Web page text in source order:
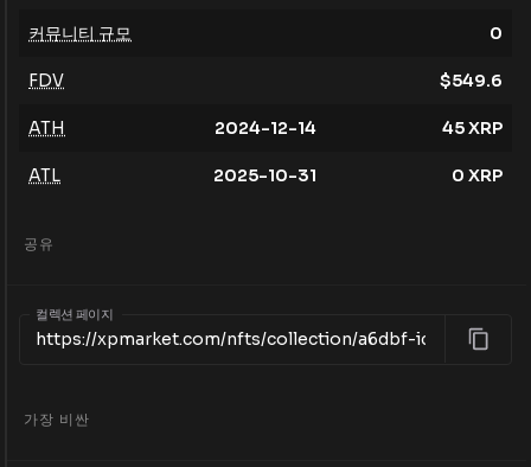
커뮤니티 규모 0
FDV $549.6
ATH 2024-12-14 45XRP
ATL 2025-10-31 0 XRP
공유
컬렉션 페이지
가장 비싼